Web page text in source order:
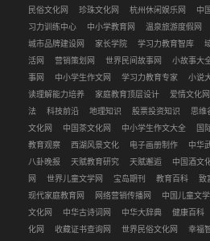
民俗文化网 珍珠文化网 杭州休闲娱乐网 中
习力训练中心
中小学教育网 温泉旅游度假网
城市品牌建设网
家长学院 学习力教育智库
活网
营销策划网 世界民间故事网 小故事大
事网
中小学生作文网 学习力教育专家 小说
读理解能力培养
家庭教育顶层设计 爱情文化网
法
科技前沿 地理知识 股票投资知识 思维
文化网
中国茶文化网 中小学生作文大全 国
教育观察
西湖风景文化 电子画册制作 中华
八卦晚报
天赋教育研究 天赋邂逅 中国酒文
网
世界儿童文学网 宝岛期刊 教育百科 致
现代家庭教育网
网络营销传播网 中国儿童文学
文化网
中华古诗词网 中华大辞典 健康百科
化网
收藏证书查询网 世界民俗文化网 幸福